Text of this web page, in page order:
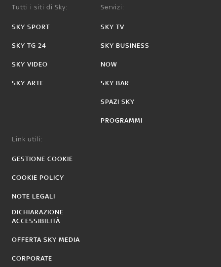
Tutti i siti di Sky:
SKY SPORT
SKY TG 24
SKY VIDEO
SKY ARTE
Servizi:
SKY TV
SKY BUSINESS
NOW
SKY BAR
SPAZI SKY
PROGRAMMI
Link utili:
GESTIONE COOKIE
COOKIE POLICY
NOTE LEGALI
DICHIARAZIONE
ACCESSIBILITÀ
OFFERTA SKY MEDIA
CORPORATE